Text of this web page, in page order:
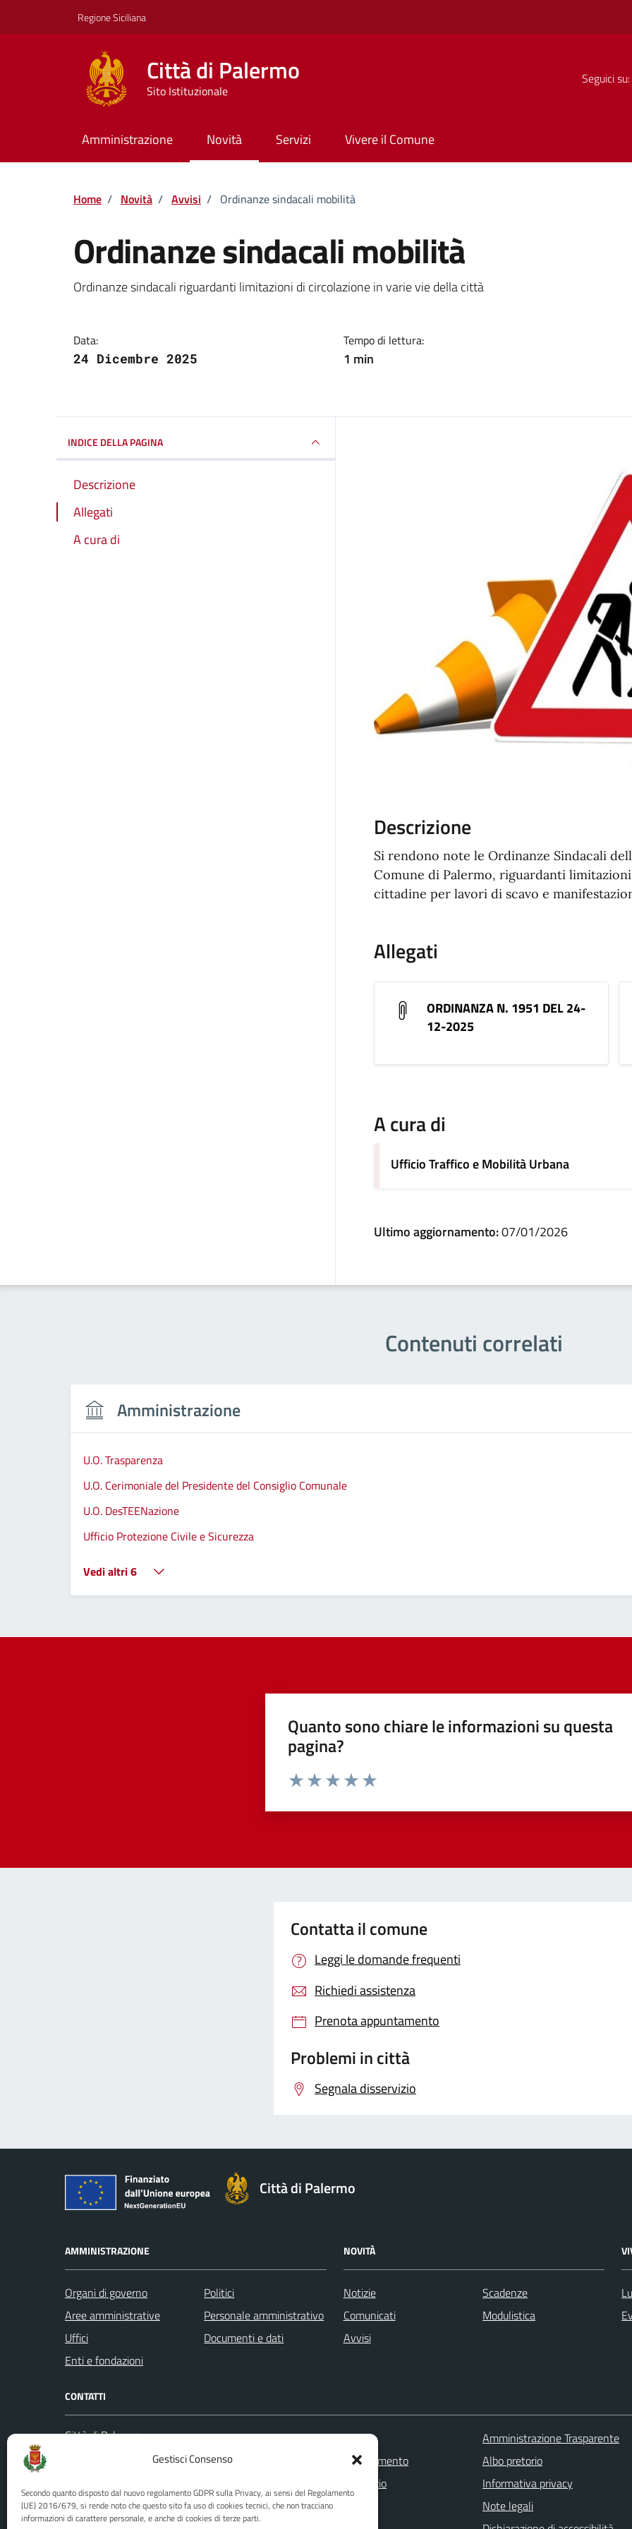
Gestisci Consenso
Secondo quanto disposto dal nuovo regolamento GDPR sulla Privacy, ai sensi del Regolamento
(UE) 2016/679, si rende noto che questo sito fa uso di cookies tecnici, che non tracciano
informazioni di carattere personale, e anche di cookies di terze parti.
Regione Siciliana
Città di Palermo
Sito Istituzionale
Seguici su:
Amministrazione Novità Servizi Vivere il Comune
Home / Novità / Avvisi / Ordinanze sindacali mobilità
Ordinanze sindacali mobilità
Dettagli della notizia
Ordinanze sindacali riguardanti limitazioni di circolazione in varie vie della città
Data:
24 Dicembre 2025
Tempo di lettura:
1 min
INDICE DELLA PAGINA
Descrizione
Allegati
A cura di
Descrizione
Si rendono note le Ordinanze Sindacali
Comune di Palermo, riguardanti
cittadine per lavori di scavo e
Allegati
ORDINANZA N. 1951 DEL 24-
12-2025
A cura di
Ufficio Traffico e Mobilità Urbana
Ultimo aggiornamento:07/01/2026
Contenuti correlati
Amministrazione
U.O. Trasparenza
U.O. Cerimoniale del Presidente del Consiglio Comunale
U.O. DesTEENazione
Ufficio Protezione Civile e Sicurezza
Vedi altri 6
Quanto sono chiare le informazioni su questa
pagina?
Contatta il comune
Leggi le domande frequenti
Richiedi assistenza
Prenota appuntamento
Problemi in città
Segnala disservizio
Città di Palermo
AMMINISTRAZIONE
Organi di governo
Aree amministrative
Uffici
Enti e fondazioni
Politici
Personale amministrativo
Documenti e dati
NOVITÀ
Notizie
Comunicati
Avvisi
Scadenze
Modulistica
CONTATTI
Città di Palermo
Codice fiscale / P. IVA:80016350821
U.O. Ufficio Relazioni con il Pubblico
(URP)
Leggi le FAQ
Prenotazione appuntamento
Segnalazione disservizio
Richiesta assistenza
Amministrazione Trasparente
Albo pretorio
Informativa privacy
Note legali